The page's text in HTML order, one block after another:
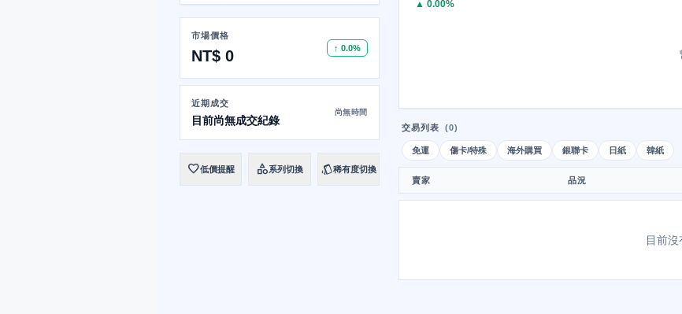
市場價格
NT$ 0 ↑ 0.0%
近期成交
目前尚無成交紀錄
尚無時間
favorite低價提醒 category系列切換 style稀有度切換
▲ 0.00%
交易列表 (0)
免運 傷卡/特殊 海外購買 銀聯卡 日紙 韓紙
賣家 品況
目前